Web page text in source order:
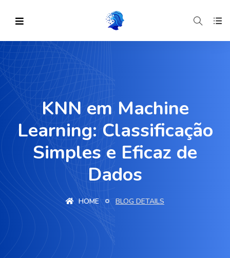
KNN em Machine
Learning: Classificação
Simples e Eficaz de
Dados
HOME BLOG DETAILS